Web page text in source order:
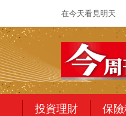
在今天看見明天
投資理財 保險